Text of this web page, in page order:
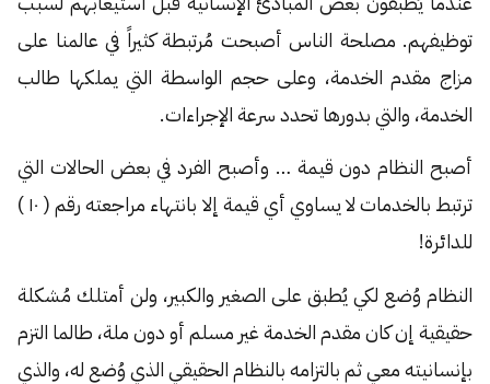
توظيفهم. مصلحة الناس أصبحت مُرتبطة كثيراً في عالمنا على
مزاج مقدم الخدمة، وعلى حجم الواسطة التي يملكها طالب
الخدمة، والتي بدورها تحدد سرعة الإجراءات.
أصبح النظام دون قيمة … وأصبح الفرد في بعض الحالات التي
ترتبط بالخدمات لا يساوي أي قيمة إلا بانتهاء مراجعته رقم ( ١٠ )
للدائرة!
النظام وُضع لكي يُطبق على الصغير والكبير، ولن أمتلك مُشكلة
حقيقية إن كان مقدم الخدمة غير مسلم أو دون ملة، طالما التزم
بإنسانيته معي ثم بالتزامه بالنظام الحقيقي الذي وُضع له، والذي